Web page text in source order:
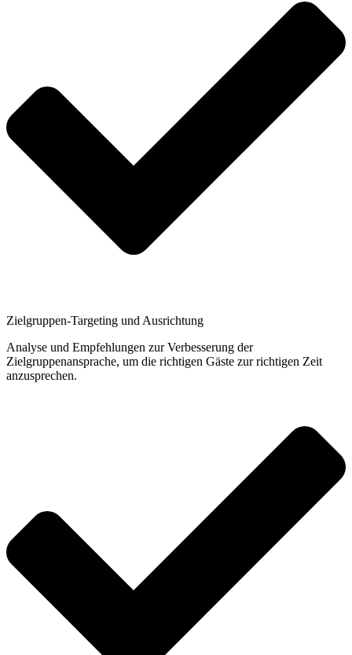
Zielgruppen-Targeting und Ausrichtung
Analyse und Empfehlungen zur Verbesserung der
Zielgruppenansprache, um die richtigen Gäste zur richtigen Zeit
anzusprechen.